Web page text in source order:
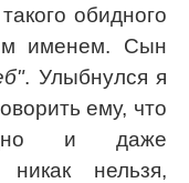
обидного
именем. Сын
. Улыбнулся я
ему, что
и даже
никак нельзя,